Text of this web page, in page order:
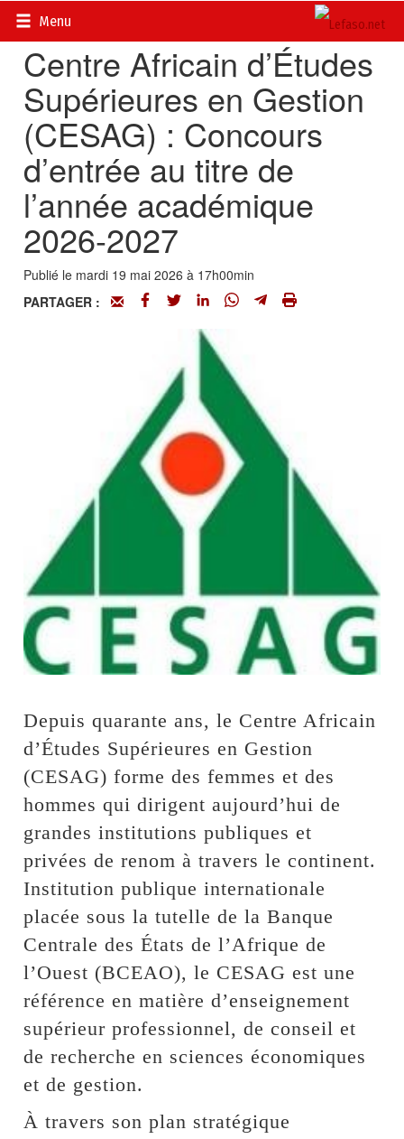
Menu
Accueil>
Centre Africain d’Études
Supérieures en Gestion
(CESAG) : Concours
d’entrée au titre de
l’année académique
2026-2027
Publié le mardi 19 mai 2026 à 17h00min
PARTAGER :
Depuis quarante ans, le Centre Africain
d’Études Supérieures en Gestion
(CESAG) forme des femmes et des
hommes qui dirigent aujourd’hui de
grandes institutions publiques et
privées de renom à travers le continent.
Institution publique internationale
placée sous la tutelle de la Banque
Centrale des États de l’Afrique de
l’Ouest (BCEAO), le CESAG est une
référence en matière d’enseignement
supérieur professionnel, de conseil et
de recherche en sciences économiques
et de gestion.
À travers son plan stratégique